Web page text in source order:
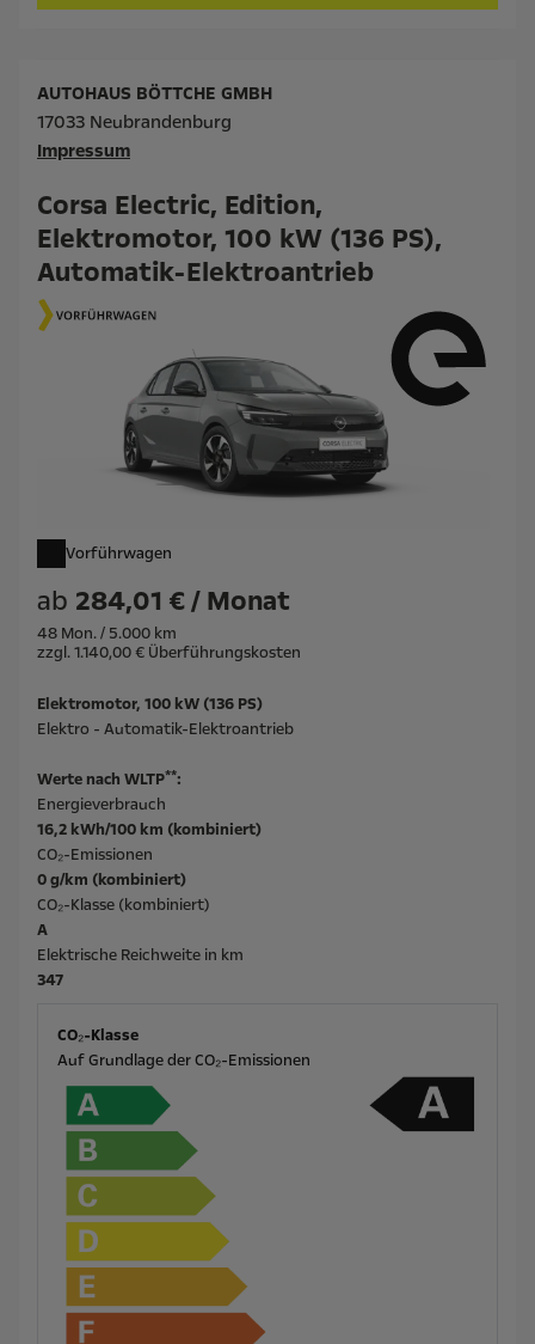
Corsa Electric, Edition,
Elektromotor, 100 kW (136 PS),
Automatik-Elektroantrieb
Vorführwagen
ab 284,01 € / Monat
48 Mon. / 5.000 km
zzgl. 1.140,00 € Überführungskosten
AUTOHAUS BÖTTCHE GMBH
17033 Neubrandenburg
Impressum
Elektromotor, 100 kW (136 PS)
Elektro - Automatik-Elektroantrieb
Werte nach WLTP**:
Energieverbrauch
16,2 kWh/100 km (kombiniert)
CO₂-Emissionen
0 g/km (kombiniert)
CO₂-Klasse (kombiniert)
A
Elektrische Reichweite in km
347
CO₂-Klasse
Auf Grundlage der CO₂-Emissionen